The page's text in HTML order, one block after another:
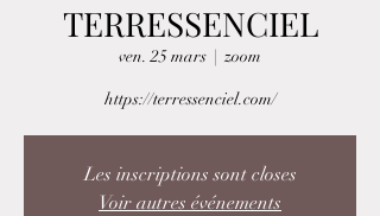
TERRESSENCIEL
ven. 25 mars
  |
zoom
https://terressenciel.com/
Les inscriptions sont closes
Voir autres événements